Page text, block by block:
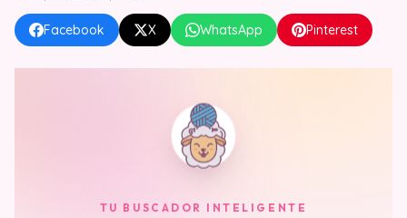
Facebook X WhatsApp Pinterest
TU BUSCADOR INTELIGENTE